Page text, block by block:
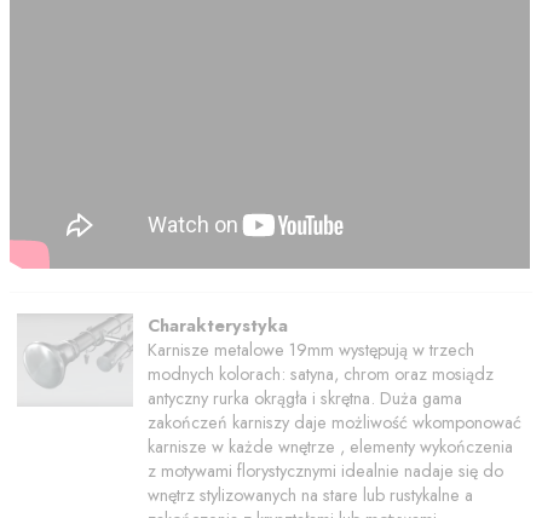
Charakterystyka
Karnisze metalowe 19mm występują w trzech
modnych kolorach: satyna, chrom oraz mosiądz
antyczny rurka okrągła i skrętna. Duża gama
zakończeń karniszy daje możliwość wkomponować
karnisze w każde wnętrze , elementy wykończenia
z motywami florystycznymi idealnie nadaje się do
wnętrz stylizowanych na stare lub rustykalne a